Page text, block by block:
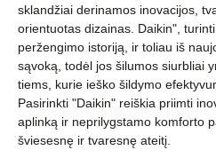
sklandžiai derinamos inovacijos,
orientuotas dizainas. Daikin",
peržengimo istoriją, ir toliau iš
sąvoką, todėl jos šilumos siurbliai
tiems, kurie ieško šildymo
Pasirinkti "Daikin" reiškia priimti
aplinką ir neprilygstamo komforto
šviesesnę ir tvaresnę ateitį.